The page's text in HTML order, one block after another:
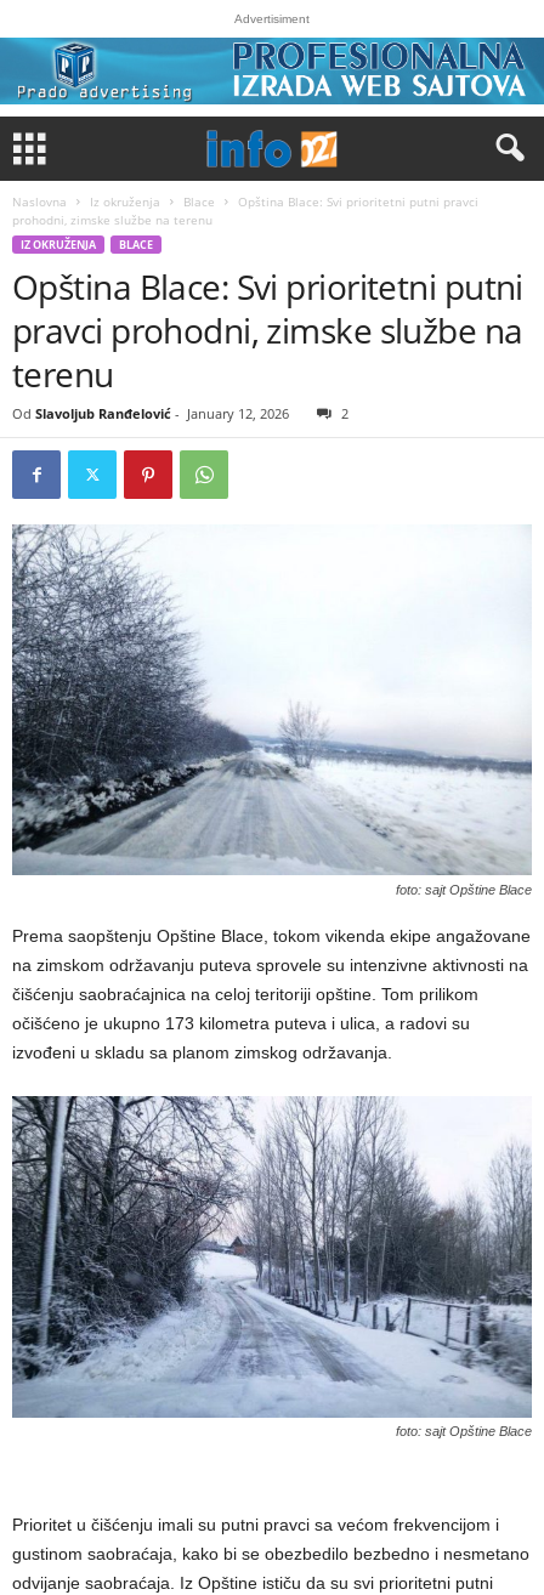
Advertisiment
Naslovna Iz okruženja Blace
Opština Blace: Svi prioritetni putni pravci
prohodni, zimske službe na terenu
IZ OKRUŽENJA BLACE
Opština Blace: Svi prioritetni putni
pravci prohodni, zimske službe na
terenu
Od Slavoljub Ranđelović - January 12, 2026 2
foto: sajt Opštine Blace
Prema saopštenju Opštine Blace, tokom vikenda ekipe angažovane
na zimskom održavanju puteva sprovele su intenzivne aktivnosti na
čišćenju saobraćajnica na celoj teritoriji opštine. Tom prilikom
očišćeno je ukupno 173 kilometra puteva i ulica, a radovi su
izvođeni u skladu sa planom zimskog održavanja.
foto: sajt Opštine Blace
Prioritet u čišćenju imali su putni pravci sa većom frekvencijom i
gustinom saobraćaja, kako bi se obezbedilo bezbedno i nesmetano
odvijanje saobraćaja. Iz Opštine ističu da su svi prioritetni putni